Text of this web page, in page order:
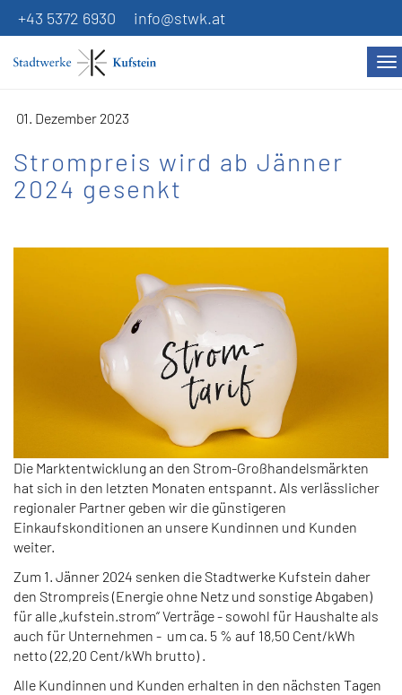
+43 5372 6930 info@stwk.at
01. Dezember 2023
Strompreis wird ab Jänner
2024 gesenkt
Die Marktentwicklung an den Strom-Großhandelsmärkten
hat sich in den letzten Monaten entspannt. Als verlässlicher
regionaler Partner geben wir die günstigeren
Einkaufskonditionen an unsere Kundinnen und Kunden
weiter.
Zum 1. Jänner 2024 senken die Stadtwerke Kufstein daher
den Strompreis (Energie ohne Netz und sonstige Abgaben)
für alle „kufstein.strom“ Verträge - sowohl für Haushalte als
auch für Unternehmen - um ca. 5 % auf 18,50 Cent/kWh
netto (22,20 Cent/kWh brutto) .
Alle Kundinnen und Kunden erhalten in den nächsten Tagen